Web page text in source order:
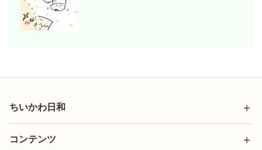
ちいかわ日和
コンテンツ